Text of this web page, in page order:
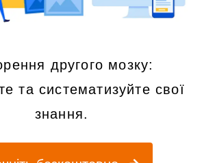
другого мозку:
та систематизуйте свої
знання.